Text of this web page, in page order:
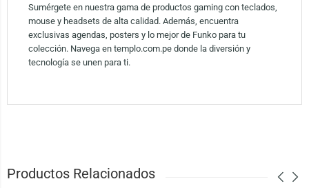
Sumérgete en nuestra gama de productos gaming con teclados,
mouse y headsets de alta calidad. Además, encuentra
exclusivas agendas, posters y lo mejor de Funko para tu
colección. Navega en templo.com.pe donde la diversión y
tecnología se unen para ti.
Productos Relacionados